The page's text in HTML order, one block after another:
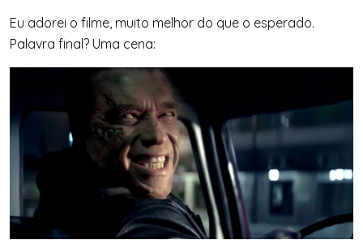
Eu adorei o filme, muito melhor do que o esperado.
Palavra final? Uma cena: